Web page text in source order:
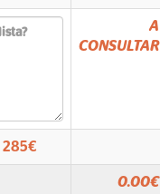
A
CONSULTAR
285€
0.00€